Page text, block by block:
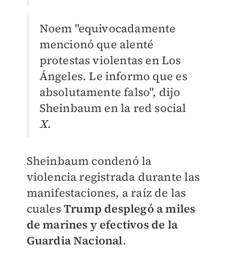
Noem "equivocadamente
mencionó que alenté
protestas violentas en Los
Ángeles. Le informo que es
absolutamente falso", dijo
Sheinbaum en la red social
X.
Sheinbaum condenó la
violencia registrada durante las
manifestaciones, a raíz de las
cualesTrump desplegó a miles
de marines y efectivos de la
Guardia Nacional.